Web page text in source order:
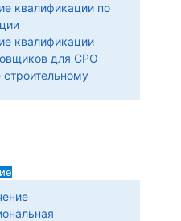
квалификации по
квалификации
для СРО
строительному